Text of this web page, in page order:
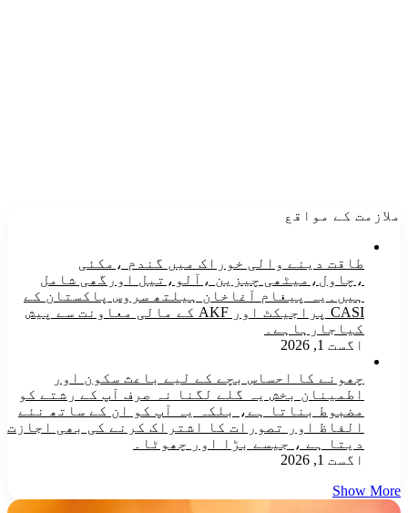
ملازمت کے مواقع
طاقت دینے والی خوراک میں گندم ،مکئی
،چاول،میٹھی چیزین ،آلو،تیل اورگھی شامل
ہیں۔یہ پیغام آغاخان ہیلتھ سروس پاکستان کے
CASI پراجیکٹ اور AKF کے مالی معاونت سے پیش
کیاجارہاہے۔
اگست 1, 2026
چھونے کا احساس بچے کے لیے باعث سکون اور
اطمینان بخش یہ گلے لگنا نہ صرف آپ کے رشتے کو
مضبوط بناتا ہے، بلکہ یہ آپ کو ان کے ساتھ نئے
الفاظ اور تصورات کا اشتراک کرنے کی بھی اجازت
دیتا ہے ، جیسے بڑا اور چھوٹا۔
اگست 1, 2026
Show More